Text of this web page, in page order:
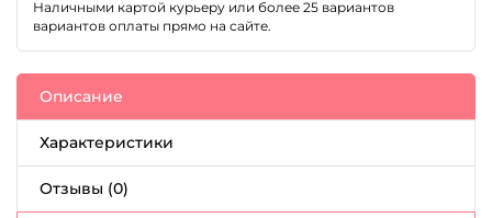
Наличными картой курьеру или более 25 вариантов
вариантов оплаты прямо на сайте.
Описание
Характеристики
Отзывы (0)